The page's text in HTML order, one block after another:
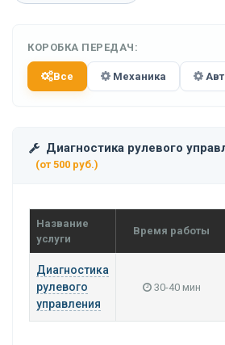
КОРОБКА ПЕРЕДАЧ:
Все Механика
Диагностика рулевого
(от 500 руб.)
Название
услуги
Время работы
Диагностика
рулевого
управления
30-40 мин